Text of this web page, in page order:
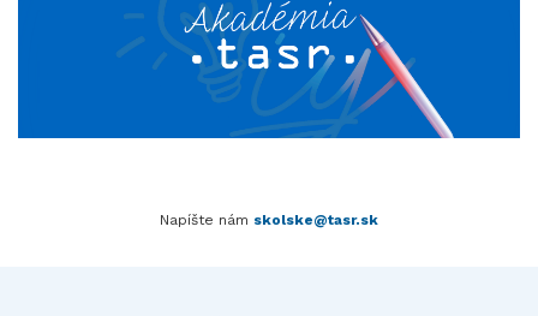
Napíšte nám skolske@tasr.sk